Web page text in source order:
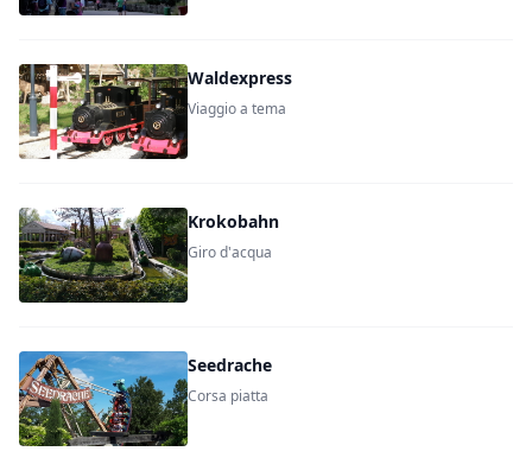
Waldexpress
Viaggio a tema
Krokobahn
Giro d'acqua
Seedrache
Corsa piatta